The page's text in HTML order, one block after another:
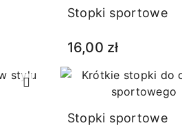
Stopki sportowe
16,00 zł
Stopki sportowe